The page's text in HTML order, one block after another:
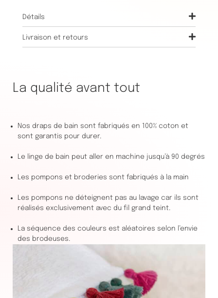
Détails
Livraison et retours
La qualité avant tout
Nos draps de bain sont fabriqués en 100% coton et
sont garantis pour durer.
Le linge de bain peut aller en machine jusqu’à 90 degrés
Les pompons et broderies sont fabriqués à la main
Les pompons ne déteignent pas au lavage car ils sont
réalisés exclusivement avec du fil grand teint.
La séquence des couleurs est aléatoires selon l’envie
des brodeuses.